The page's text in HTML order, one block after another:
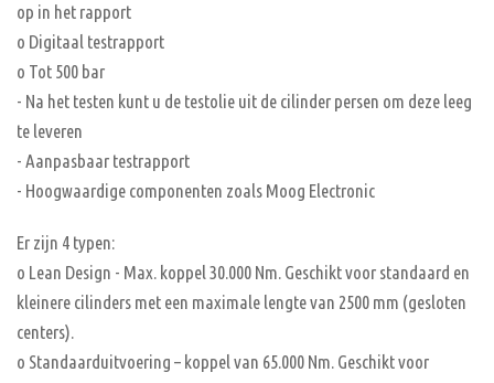
op in het rapport
o Digitaal testrapport
o Tot 500 bar
- Na het testen kunt u de testolie uit de cilinder persen om deze leeg
te leveren
- Aanpasbaar testrapport
- Hoogwaardige componenten zoals Moog Electronic
Er zijn 4 typen:
o Lean Design - Max. koppel 30.000 Nm. Geschikt voor standaard en
kleinere cilinders met een maximale lengte van 2500 mm (gesloten
centers).
o Standaarduitvoering – koppel van 65.000 Nm. Geschikt voor